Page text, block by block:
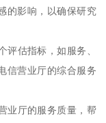
的影响，以确保研究
评估指标，如服务、
信营业厅的综合服务
业厅的服务质量，帮